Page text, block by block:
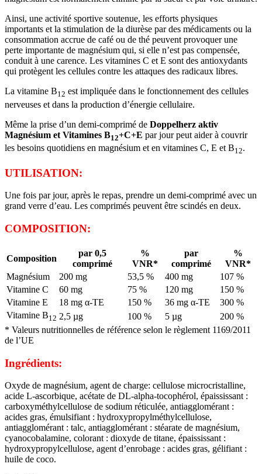
Ainsi, une activité sportive soutenue, les efforts physiques
importants et la stimulation de la diurèse par des médicaments ou la
consommation accrue de café ou de thé peuvent provoquer une
perte importante de magnésium qui, si elle n’est pas compensée,
conduit à une carence. Les vitamines C et E sont des antioxydants
qui protègent les cellules contre les attaques des radicaux libres.
La vitamine B12 est impliquée dans le fonctionnement des cellules
nerveuses et dans la production d’énergie cellulaire.
Même la prise d’un demi-comprimé de Doppelherz aktiv
Magnésium et Vitamines B12+C+E par jour peut aider à couvrir
les besoins quotidiens en magnésium et en vitamines C, E et B12.
UTILISATION:
Une fois par jour, après le repas, prendre un demi-comprimé avec un
grand verre d’eau. Les comprimés peuvent être scindés en deux.
COMPOSITION:
Composition
par 0,5
comprimé
%
VNR*
par
comprimé
%
VNR*
Magnésium
200 mg 53,5 % 400 mg
107 %
Vitamine C
60 mg 75 % 120 mg
150 %
Vitamine E
18 mg α-TE 150 % 36 mg α-TE
300 %
Vitamine B12 2,5 µg 100 % 5 µg
200 %
* Valeurs nutritionnelles de référence selon le règlement 1169/2011
de l’UE
Ingrédients:
Oxyde de magnésium, agent de charge: cellulose microcristalline,
acide L-ascorbique, acétate de DL-alpha-tocophérol, épaississant :
carboxyméthylcellulose de sodium réticulée, antiagglomérant :
acides gras, émulsifiant : hydroxypropylméthylcellulose,
antiagglomérant : talc, antiagglomérant : stéarate de magnésium,
cyanocobalamine, colorant : dioxyde de titane, épaississant :
hydroxypropylcellulose, agent d’enrobage : acides gras, gélifiant :
huile de coco.